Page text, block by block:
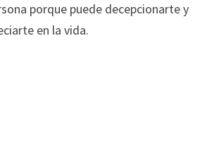
porque puede decepcionarte y
en la vida.